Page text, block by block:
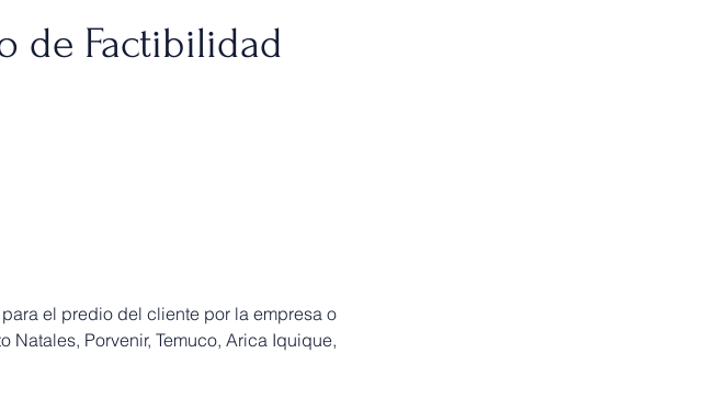
de Factibilidad
el predio del cliente por la empresa o
Natales, Porvenir, Temuco, Arica Iquique,